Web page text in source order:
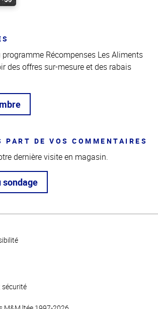
Récompenses Les Aliments
des offres sur-mesure et des rabais
PART DE VOS COMMENTAIRES
dernière visite en magasin.
sondage
sécurité